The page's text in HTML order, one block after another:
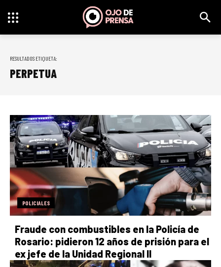
RESULTADOS ETIQUETA:
PERPETUA
POLICIALES
Fraude con combustibles en la Policía de
Rosario: pidieron 12 años de prisión para el
ex jefe de la Unidad Regional II